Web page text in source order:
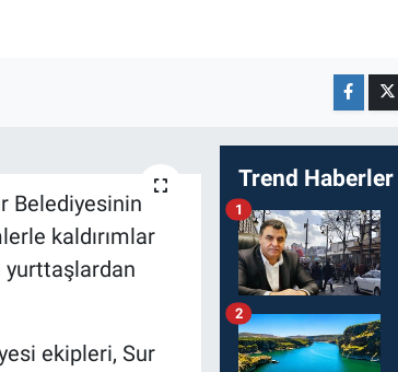
Belediyesinin
kaldırımlar
yurttaşlardan
ekipleri, Sur
Trend Haberler
1
2